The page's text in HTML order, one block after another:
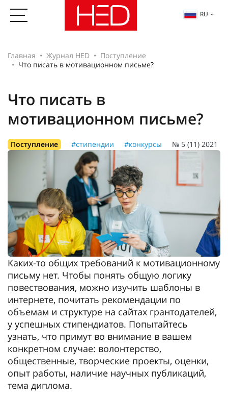
RU
Главная Журнал HED
Поступление
Что писать в мотивационном письме?
Что писать в
мотивационном письме?
Поступление #стипендии #конкурсы № 5 (11) 2021
Каких-то общих требований к мотивационному
письму нет. Чтобы понять общую логику
повествования, можно изучить шаблоны в
интернете, почитать рекомендации по
объемам и структуре на сайтах грантодателей,
у успешных стипендиатов. Попытайтесь
узнать, что примут во внимание в вашем
конкретном случае: волонтерство,
общественные, творческие проекты, оценки,
опыт работы, наличие научных публикаций,
тема диплома.